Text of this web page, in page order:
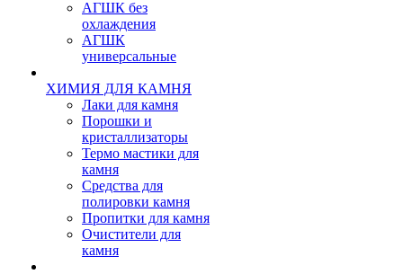
АГШК без
охлаждения
АГШК
универсальные
ХИМИЯ ДЛЯ КАМНЯ
Лаки для камня
Порошки и
кристаллизаторы
Термо мастики для
камня
Средства для
полировки камня
Пропитки для камня
Очистители для
камня